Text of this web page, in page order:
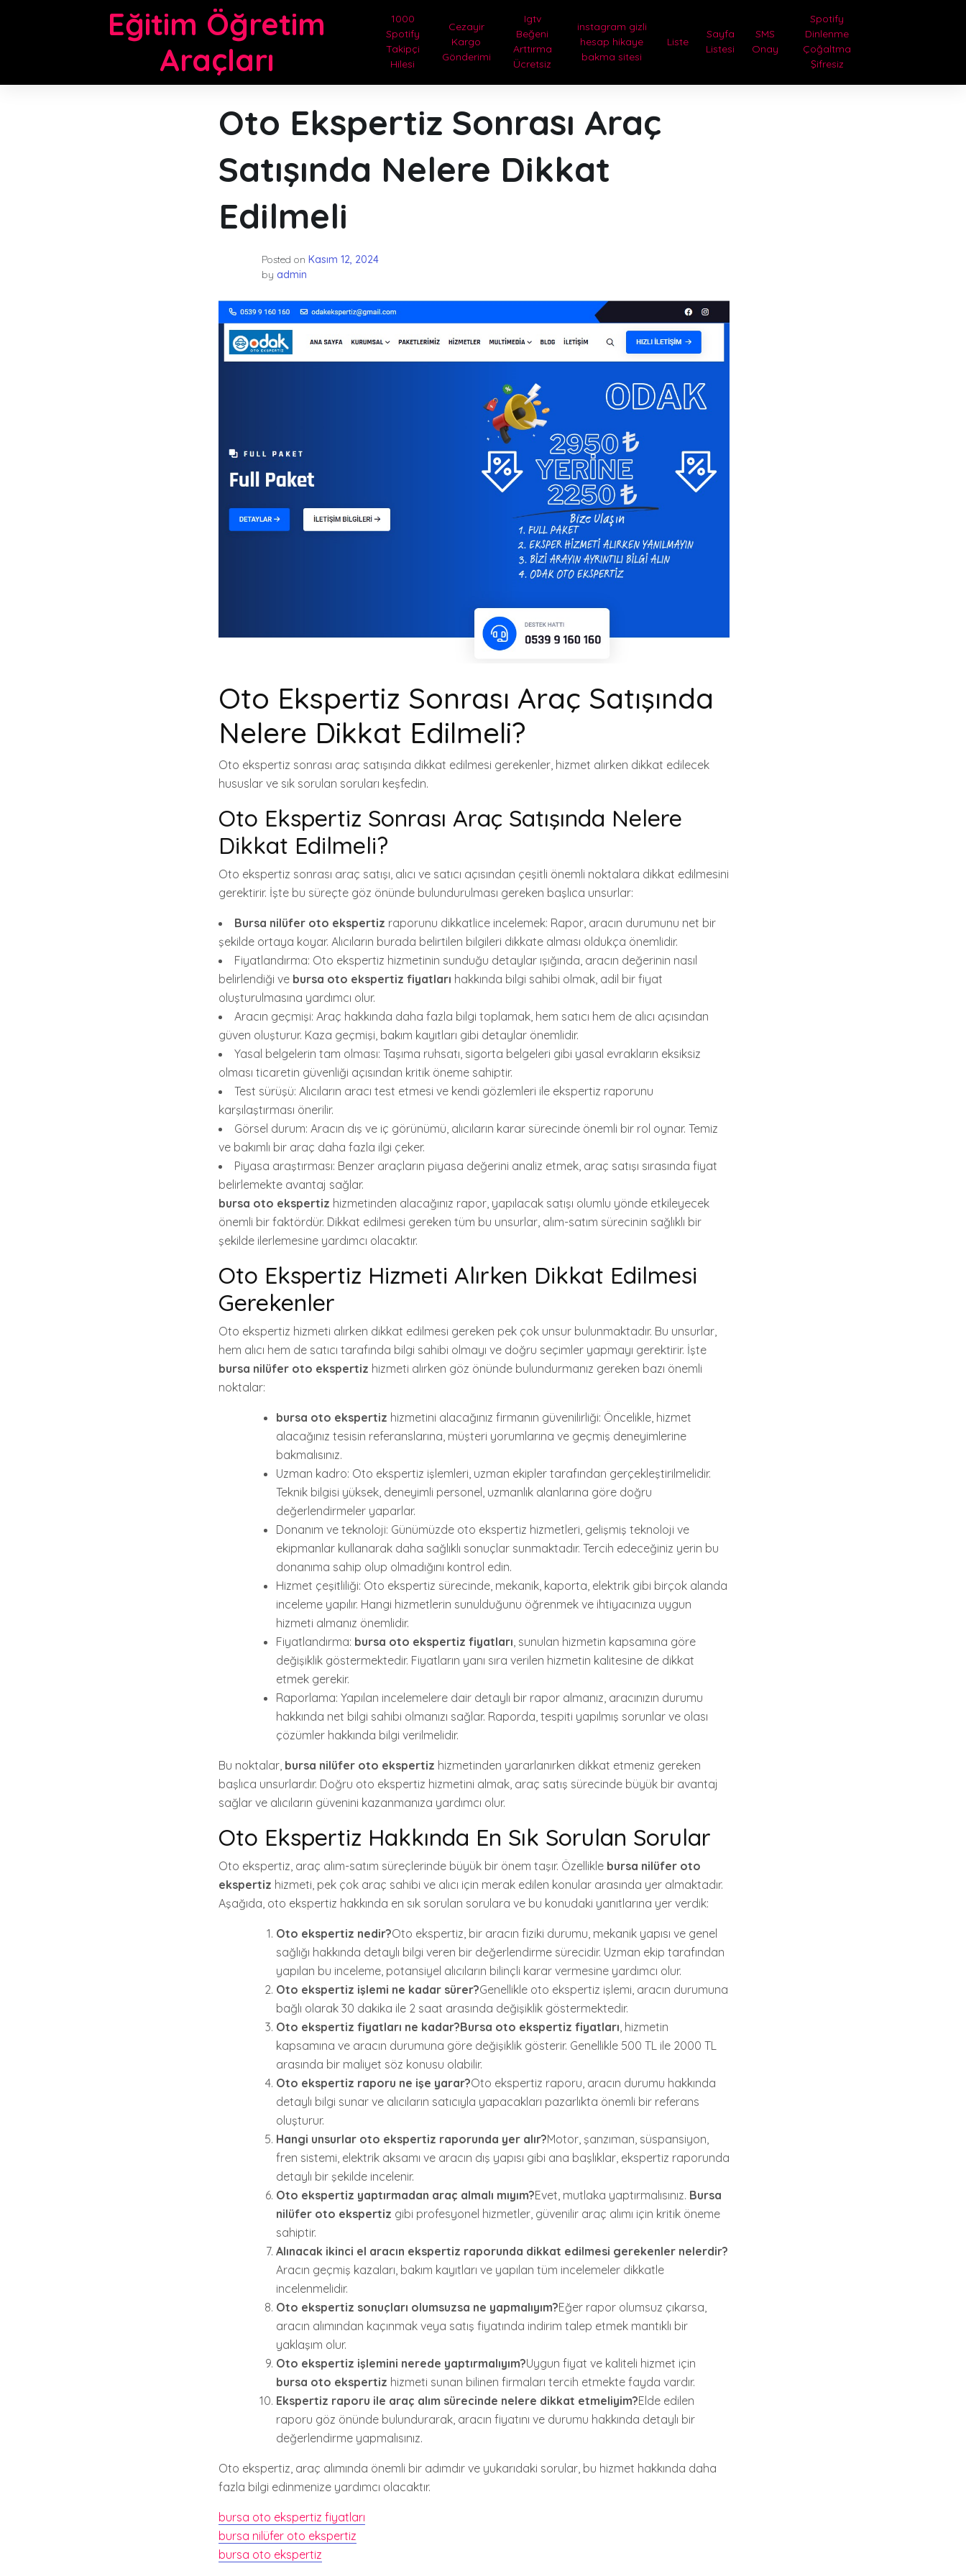
Eğitim Öğretim
Araçları
1000
Spotify
Takipçi
Hilesi
Cezayir
Kargo
Gönderimi
Igtv
Beğeni
Arttırma
Ücretsiz
instagram gizli
hesap hikaye
bakma sitesi
Liste
Sayfa
Listesi
SMS
Onay
Spotify
Dinlenme
Çoğaltma
Şifresiz
Oto Ekspertiz Sonrası Araç
Satışında Nelere Dikkat
Edilmeli
Posted on Kasım 12, 2024
by admin
Oto Ekspertiz Sonrası Araç Satışında
Nelere Dikkat Edilmeli?
Oto ekspertiz sonrası araç satışında dikkat edilmesi gerekenler, hizmet alırken dikkat edilecek
hususlar ve sık sorulan soruları keşfedin.
Oto Ekspertiz Sonrası Araç Satışında Nelere
Dikkat Edilmeli?
Oto ekspertiz sonrası araç satışı, alıcı ve satıcı açısından çeşitli önemli noktalara dikkat edilmesini
gerektirir. İşte bu süreçte göz önünde bulundurulması gereken başlıca unsurlar:
Bursa nilüfer oto ekspertiz raporunu dikkatlice incelemek: Rapor, aracın durumunu net bir
şekilde ortaya koyar. Alıcıların burada belirtilen bilgileri dikkate alması oldukça önemlidir.
Fiyatlandırma: Oto ekspertiz hizmetinin sunduğu detaylar ışığında, aracın değerinin nasıl
belirlendiği ve bursa oto ekspertiz fiyatları hakkında bilgi sahibi olmak, adil bir fiyat
oluşturulmasına yardımcı olur.
Aracın geçmişi: Araç hakkında daha fazla bilgi toplamak, hem satıcı hem de alıcı açısından
güven oluşturur. Kaza geçmişi, bakım kayıtları gibi detaylar önemlidir.
Yasal belgelerin tam olması: Taşıma ruhsatı, sigorta belgeleri gibi yasal evrakların eksiksiz
olması ticaretin güvenliği açısından kritik öneme sahiptir.
Test sürüşü: Alıcıların aracı test etmesi ve kendi gözlemleri ile ekspertiz raporunu
karşılaştırması önerilir.
Görsel durum: Aracın dış ve iç görünümü, alıcıların karar sürecinde önemli bir rol oynar. Temiz
ve bakımlı bir araç daha fazla ilgi çeker.
Piyasa araştırması: Benzer araçların piyasa değerini analiz etmek, araç satışı sırasında fiyat
belirlemekte avantaj sağlar.
bursa oto ekspertiz hizmetinden alacağınız rapor, yapılacak satışı olumlu yönde etkileyecek
önemli bir faktördür. Dikkat edilmesi gereken tüm bu unsurlar, alım-satım sürecinin sağlıklı bir
şekilde ilerlemesine yardımcı olacaktır.
Oto Ekspertiz Hizmeti Alırken Dikkat Edilmesi
Gerekenler
Oto ekspertiz hizmeti alırken dikkat edilmesi gereken pek çok unsur bulunmaktadır. Bu unsurlar,
hem alıcı hem de satıcı tarafında bilgi sahibi olmayı ve doğru seçimler yapmayı gerektirir. İşte
bursa nilüfer oto ekspertiz hizmeti alırken göz önünde bulundurmanız gereken bazı önemli
noktalar:
bursa oto ekspertiz hizmetini alacağınız firmanın güvenilirliği: Öncelikle, hizmet
alacağınız tesisin referanslarına, müşteri yorumlarına ve geçmiş deneyimlerine
bakmalısınız.
Uzman kadro: Oto ekspertiz işlemleri, uzman ekipler tarafından gerçekleştirilmelidir.
Teknik bilgisi yüksek, deneyimli personel, uzmanlık alanlarına göre doğru
değerlendirmeler yaparlar.
Donanım ve teknoloji: Günümüzde oto ekspertiz hizmetleri, gelişmiş teknoloji ve
ekipmanlar kullanarak daha sağlıklı sonuçlar sunmaktadır. Tercih edeceğiniz yerin bu
donanıma sahip olup olmadığını kontrol edin.
Hizmet çeşitliliği: Oto ekspertiz sürecinde, mekanik, kaporta, elektrik gibi birçok alanda
inceleme yapılır. Hangi hizmetlerin sunulduğunu öğrenmek ve ihtiyacınıza uygun
hizmeti almanız önemlidir.
Fiyatlandırma: bursa oto ekspertiz fiyatları , sunulan hizmetin kapsamına göre
değişiklik göstermektedir. Fiyatların yanı sıra verilen hizmetin kalitesine de dikkat
etmek gerekir.
Raporlama: Yapılan incelemelere dair detaylı bir rapor almanız, aracınızın durumu
hakkında net bilgi sahibi olmanızı sağlar. Raporda, tespiti yapılmış sorunlar ve olası
çözümler hakkında bilgi verilmelidir.
Bu noktalar, bursa nilüfer oto ekspertiz hizmetinden yararlanırken dikkat etmeniz gereken
başlıca unsurlardır. Doğru oto ekspertiz hizmetini almak, araç satış sürecinde büyük bir avantaj
sağlar ve alıcıların güvenini kazanmanıza yardımcı olur.
Oto Ekspertiz Hakkında En Sık Sorulan Sorular
Oto ekspertiz, araç alım-satım süreçlerinde büyük bir önem taşır. Özellikle bursa nilüfer oto
ekspertiz hizmeti, pek çok araç sahibi ve alıcı için merak edilen konular arasında yer almaktadır.
Aşağıda, oto ekspertiz hakkında en sık sorulan sorulara ve bu konudaki yanıtlarına yer verdik:
Oto ekspertiz nedir?Oto ekspertiz, bir aracın fiziki durumu, mekanik yapısı ve genel
sağlığı hakkında detaylı bilgi veren bir değerlendirme sürecidir. Uzman ekip tarafından
yapılan bu inceleme, potansiyel alıcıların bilinçli karar vermesine yardımcı olur.
Oto ekspertiz işlemi ne kadar sürer?Genellikle oto ekspertiz işlemi, aracın durumuna
bağlı olarak 30 dakika ile 2 saat arasında değişiklik göstermektedir.
Oto ekspertiz fiyatları ne kadar?Bursa oto ekspertiz fiyatları , hizmetin
kapsamına ve aracın durumuna göre değişiklik gösterir. Genellikle 500 TL ile 2000 TL
arasında bir maliyet söz konusu olabilir.
Oto ekspertiz raporu ne işe yarar?Oto ekspertiz raporu, aracın durumu hakkında
detaylı bilgi sunar ve alıcıların satıcıyla yapacakları pazarlıkta önemli bir referans
oluşturur.
Hangi unsurlar oto ekspertiz raporunda yer alır?Motor, şanzıman, süspansiyon,
fren sistemi, elektrik aksamı ve aracın dış yapısı gibi ana başlıklar, ekspertiz raporunda
detaylı bir şekilde incelenir.
Oto ekspertiz yaptırmadan araç almalı mıyım?Evet, mutlaka yaptırmalısınız. Bursa
nilüfer oto ekspertiz gibi profesyonel hizmetler, güvenilir araç alımı için kritik öneme
sahiptir.
Alınacak ikinci el aracın ekspertiz raporunda dikkat edilmesi gerekenler nelerdir?
Aracın geçmiş kazaları, bakım kayıtları ve yapılan tüm incelemeler dikkatle
incelenmelidir.
Oto ekspertiz sonuçları olumsuzsa ne yapmalıyım?Eğer rapor olumsuz çıkarsa,
aracın alımından kaçınmak veya satış fiyatında indirim talep etmek mantıklı bir
yaklaşım olur.
Oto ekspertiz işlemini nerede yaptırmalıyım?Uygun fiyat ve kaliteli hizmet için
bursa oto ekspertiz hizmeti sunan bilinen firmaları tercih etmekte fayda vardır.
Ekspertiz raporu ile araç alım sürecinde nelere dikkat etmeliyim?Elde edilen
raporu göz önünde bulundurarak, aracın fiyatını ve durumu hakkında detaylı bir
değerlendirme yapmalısınız.
Oto ekspertiz, araç alımında önemli bir adımdır ve yukarıdaki sorular, bu hizmet hakkında daha
fazla bilgi edinmenize yardımcı olacaktır.
bursa oto ekspertiz fiyatları
bursa nilüfer oto ekspertiz
bursa oto ekspertiz